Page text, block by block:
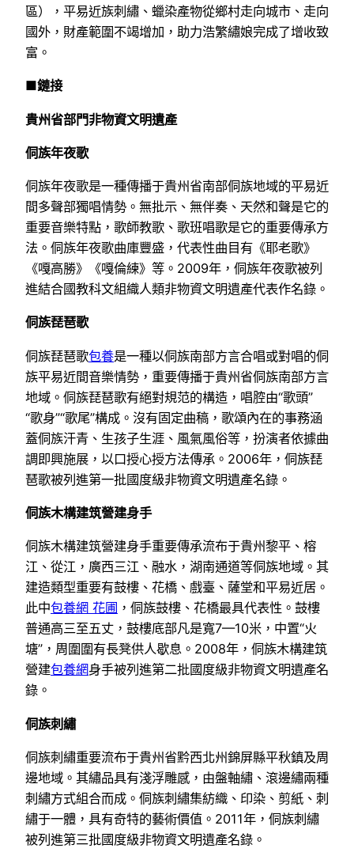
區），平易近族刺繡、蠟染產物從鄉村走向城市、走向
國外，財產範圍不竭增加，助力浩繁繡娘完成了增收致
富。
■鏈接
貴州省部門非物資文明遺產
侗族年夜歌
侗族年夜歌是一種傳播于貴州省南部侗族地域的平易近
間多聲部獨唱情勢。無批示、無伴奏、天然和聲是它的
重要音樂特點，歌師教歌、歌班唱歌是它的重要傳承方
法。侗族年夜歌曲庫豐盛，代表性曲目有《耶老歌》
《嘎高勝》《嘎倫練》等。2009年，侗族年夜歌被列
進結合國教科文組織人類非物資文明遺產代表作名錄。
侗族琵琶歌
侗族琵琶歌包養是一種以侗族南部方言合唱或對唱的侗
族平易近間音樂情勢，重要傳播于貴州省侗族南部方言
地域。侗族琵琶歌有絕對規范的構造，唱腔由“歌頭”
“歌身”“歌尾”構成。沒有固定曲稿，歌頌內在的事務涵
蓋侗族汗青、生孩子生涯、風氣風俗等，扮演者依據曲
調即興施展，以口授心授方法傳承。2006年，侗族琵
琶歌被列進第一批國度級非物資文明遺產名錄。
侗族木構建筑營建身手
侗族木構建筑營建身手重要傳承流布于貴州黎平、榕
江、從江，廣西三江、融水，湖南通道等侗族地域。其
建造類型重要有鼓樓、花橋、戲臺、薩堂和平易近居。
此中包養網 花圃 ，侗族鼓樓、花橋最具代表性。鼓樓
普通高三至五丈，鼓樓底部凡是寬7—10米，中置“火
塘”，周圍圍有長凳供人歇息。2008年，侗族木構建筑
營建包養網身手被列進第二批國度級非物資文明遺產名
錄。
侗族刺繡
侗族刺繡重要流布于貴州省黔西北州錦屏縣平秋鎮及周
邊地域。其繡品具有淺浮雕感，由盤軸繡、滾邊繡兩種
刺繡方式組合而成。侗族刺繡集紡織、印染、剪紙、刺
繡于一體，具有奇特的藝術價值。2011年，侗族刺繡
被列進第三批國度級非物資文明遺產名錄。